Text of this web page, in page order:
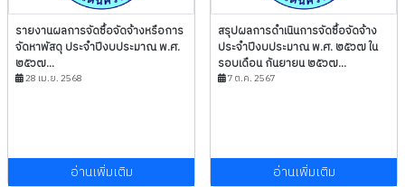
รายงานผลการจัดซื้อจัดจ้างหรือการ
จัดหาพัสดุ ประจำปีงบประมาณ พ.ศ.
๒๕๖๗...
28 เม.ย. 2568
อ่านเพิ่มเติม
สรุปผลการดำเนินการจัดซื้อจัดจ้าง
ประจำปีงบประมาณ พ.ศ. ๒๕๖๗ ใน
รอบเดือน กันยายน ๒๕๖๗...
7 ต.ค. 2567
อ่านเพิ่มเติม